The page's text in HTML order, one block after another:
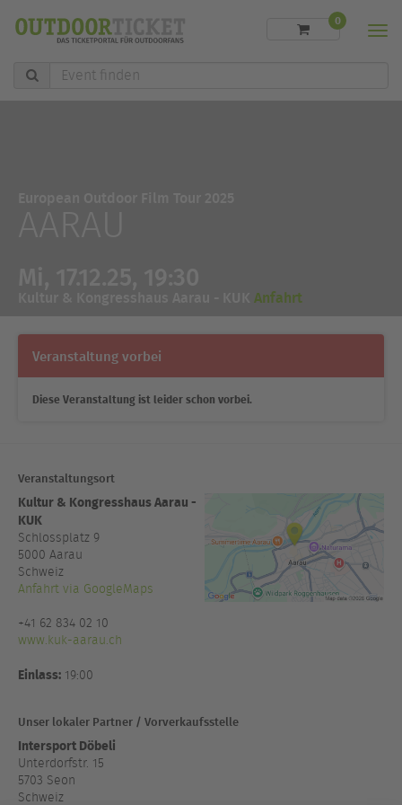
Event
finden
0
Anfahrt
Veranstaltung vorbei
Diese Veranstaltung ist leider schon vorbei.
Veranstaltungsort
Kultur & Kongresshaus Aarau -
KUK
Schlossplatz 9
5000 Aarau
Schweiz
Anfahrt via GoogleMaps
+41 62 834 02 10
www.kuk-aarau.ch
Einlass: 19:00
Unser lokaler Partner / Vorverkaufsstelle
Intersport Döbeli
Unterdorfstr. 15
5703 Seon
Schweiz